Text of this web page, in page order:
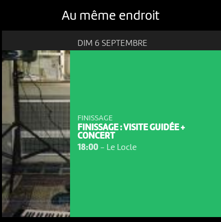
Au même endroit
DIM 6 SEPTEMBRE
FINISSAGE
FINISSAGE : VISITE GUIDÉE +
CONCERT
18:00- Le Locle